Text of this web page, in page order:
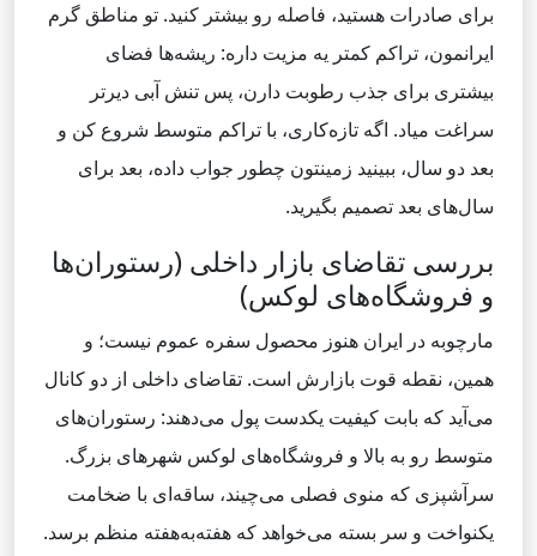
برای صادرات هستید، فاصله رو بیشتر کنید. تو مناطق گرم
ایرانمون، تراکم کمتر یه مزیت داره: ریشه‌ها فضای
بیشتری برای جذب رطوبت دارن، پس تنش آبی دیرتر
سراغت میاد. اگه تازه‌کاری، با تراکم متوسط شروع کن و
بعد دو سال، ببینید زمینتون چطور جواب داده، بعد برای
سال‌های بعد تصمیم بگیرید.
بررسی تقاضای بازار داخلی (رستوران‌ها
و فروشگاه‌های لوکس)
مارچوبه در ایران هنوز محصول سفره عموم نیست؛ و
همین، نقطه قوت بازارش است. تقاضای داخلی از دو کانال
می‌آید که بابت کیفیت یکدست پول می‌دهند: رستوران‌های
متوسط‌ رو به ‌بالا و فروشگاه‌های لوکس شهرهای بزرگ.
سرآشپزی که منوی فصلی می‌چیند، ساقه‌ای با ضخامت
یکنواخت و سر بسته می‌خواهد که هفته‌به‌هفته منظم برسد.